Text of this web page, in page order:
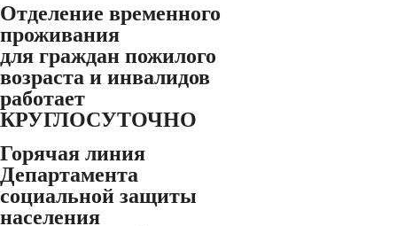
Отделение временного
проживания
для граждан пожилого
возраста и инвалидов
работает
КРУГЛОСУТОЧНО
Горячая линия
Департамента
социальной защиты
населения